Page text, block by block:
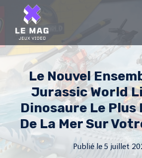
content
Le Nouvel
Jurassic World
Dinosaure Le
De La Mer Sur
Publié le 5 juillet